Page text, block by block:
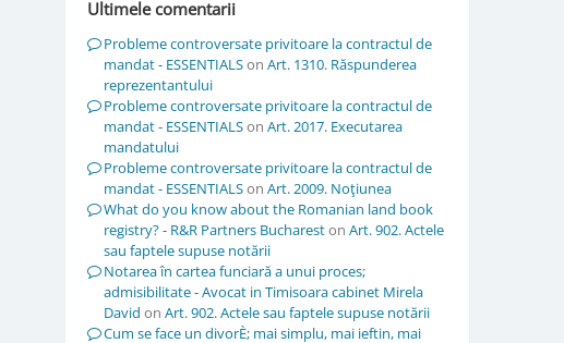
Ultimele comentarii
Probleme controversate privitoare la contractul de
mandat - ESSENTIALSon Art. 1310. Răspunderea
reprezentantului
Probleme controversate privitoare la contractul de
mandat - ESSENTIALSon Art. 2017. Executarea
mandatului
Probleme controversate privitoare la contractul de
mandat - ESSENTIALSon Art. 2009. Noţiunea
What do you know about the Romanian land book
registry? - R&R Partners Buchareston Art. 902. Actele
sau faptele supuse notării
Notarea în cartea funciară a unui proces;
admisibilitate - Avocat in Timisoara cabinet Mirela
David on Art. 902. Actele sau faptele supuse notării
Cum se face un divorÈ; mai simplu, mai ieftin, mai